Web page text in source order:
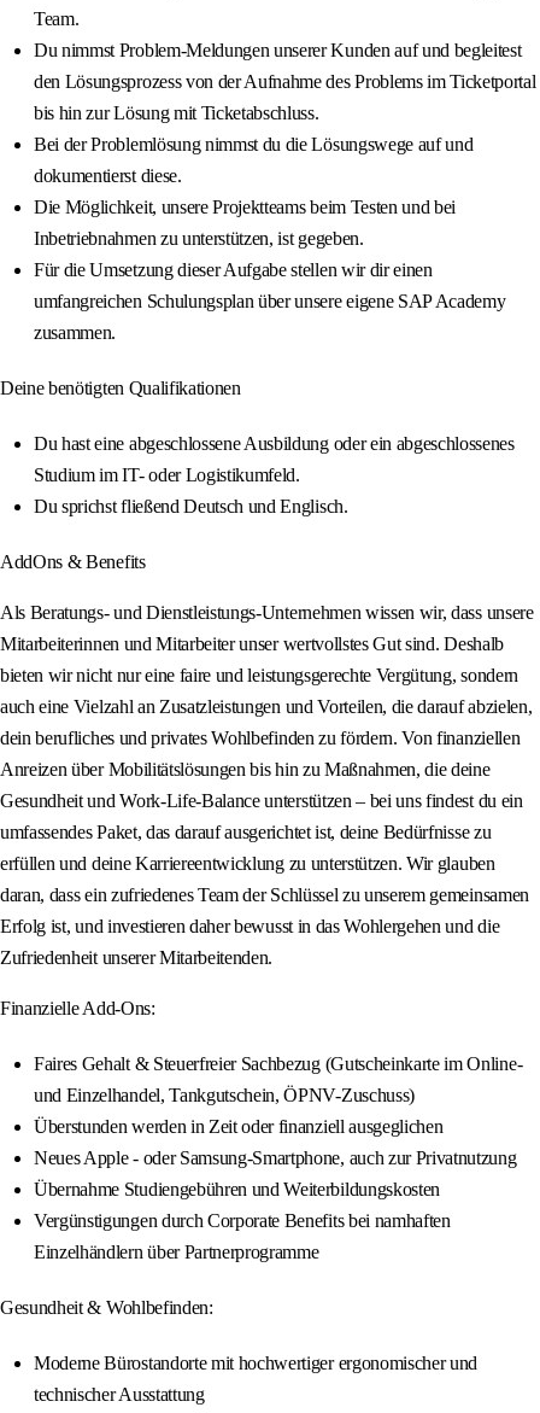
Team.
Du nimmst Problem-Meldungen unserer Kunden auf und begleitest
den Lösungsprozess von der Aufnahme des Problems im Ticketportal
bis hin zur Lösung mit Ticketabschluss.
Bei der Problemlösung nimmst du die Lösungswege auf und
dokumentierst diese.
Die Möglichkeit, unsere Projektteams beim Testen und bei
Inbetriebnahmen zu unterstützen, ist gegeben.
Für die Umsetzung dieser Aufgabe stellen wir dir einen
umfangreichen Schulungsplan über unsere eigene SAP Academy
zusammen.
Deine benötigten Qualifikationen
Du hast eine abgeschlossene Ausbildung oder ein abgeschlossenes
Studium im IT- oder Logistikumfeld.
Du sprichst fließend Deutsch und Englisch.
AddOns & Benefits
Als Beratungs- und Dienstleistungs-Unternehmen wissen wir, dass unsere
Mitarbeiterinnen und Mitarbeiter unser wertvollstes Gut sind. Deshalb
bieten wir nicht nur eine faire und leistungsgerechte Vergütung, sondern
auch eine Vielzahl an Zusatzleistungen und Vorteilen, die darauf abzielen,
dein berufliches und privates Wohlbefinden zu fördern. Von finanziellen
Anreizen über Mobilitätslösungen bis hin zu Maßnahmen, die deine
Gesundheit und Work-Life-Balance unterstützen – bei uns findest du ein
umfassendes Paket, das darauf ausgerichtet ist, deine Bedürfnisse zu
erfüllen und deine Karriereentwicklung zu unterstützen. Wir glauben
daran, dass ein zufriedenes Team der Schlüssel zu unserem gemeinsamen
Erfolg ist, und investieren daher bewusst in das Wohlergehen und die
Zufriedenheit unserer Mitarbeitenden.
Finanzielle Add-Ons:
Faires Gehalt & Steuerfreier Sachbezug (Gutscheinkarte im Online-
und Einzelhandel, Tankgutschein, ÖPNV-Zuschuss)
Überstunden werden in Zeit oder finanziell ausgeglichen
Neues Apple - oder Samsung-Smartphone, auch zur Privatnutzung
Übernahme Studiengebühren und Weiterbildungskosten
Vergünstigungen durch Corporate Benefits bei namhaften
Einzelhändlern über Partnerprogramme
Gesundheit & Wohlbefinden:
Moderne Bürostandorte mit hochwertiger ergonomischer und
technischer Ausstattung